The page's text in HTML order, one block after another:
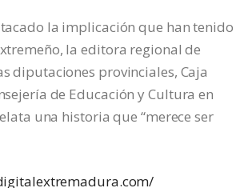
la implicación que han tenido
la editora regional de
diputaciones provinciales, Caja
de Educación y Cultura en
una historia que “merece ser